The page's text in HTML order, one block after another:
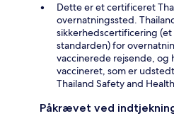
Dette er et certificeret
overnatningssted.
sikkerhedscertificering (et
standarden) for
vaccinerede rejsende, og
vaccineret, som er
Thailand Safety and
Påkrævet ved